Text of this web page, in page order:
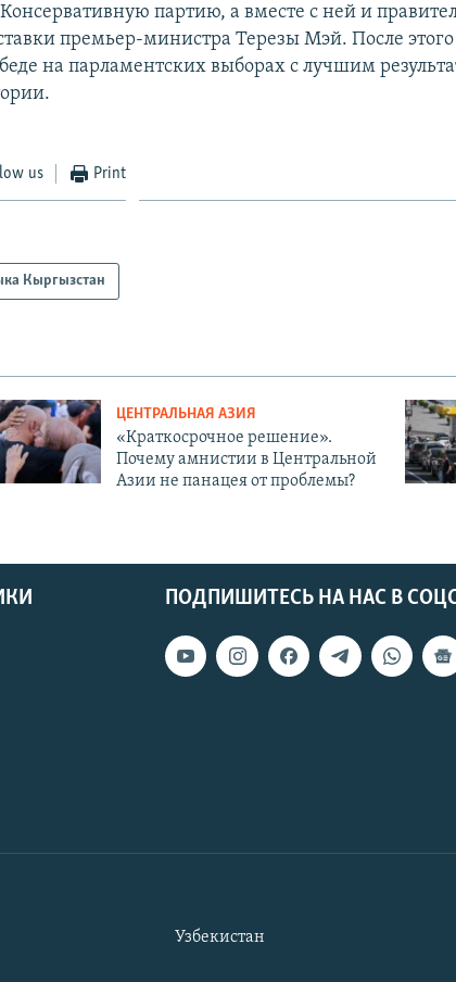
партию, а вместе с ней и
премьер-министра Терезы Мэй. После
на парламентских выборах с лучшим
us Print
Кыргызстан
ЦЕНТРАЛЬНАЯ АЗИЯ
«Краткосрочное решение».
Почему амнистии в Центральной
Азии не панацея от проблемы?
ПОДПИШИТЕСЬ НА НАС В
Узбекистан